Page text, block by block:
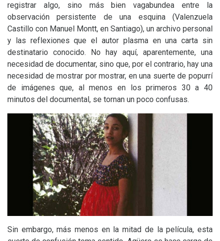
registrar algo, sino más bien vagabundea entre la
observación persistente de una esquina (Valenzuela
Castillo con Manuel Montt, en Santiago), un archivo personal
y las reflexiones que el autor plasma en una carta sin
destinatario conocido. No hay aquí, aparentemente, una
necesidad de documentar, sino que, por el contrario, hay una
necesidad de mostrar por mostrar, en una suerte de popurrí
de imágenes que, al menos en los primeros 30 a 40
minutos del documental, se tornan un poco confusas.
Sin embargo, más menos en la mitad de la película, esta